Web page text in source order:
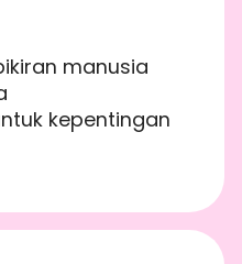
manusia
kepentingan